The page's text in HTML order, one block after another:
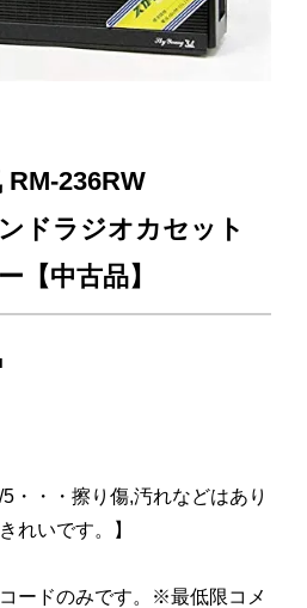
RM-236RW
ドラジオカセット
【中古品】
・・擦り傷,汚れなどはあり
れいです。】
ードのみです。※最低限コメ